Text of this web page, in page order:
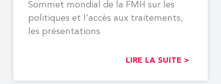
Sommet mondial de la FMH sur les
politiques et l’accès aux traitements,
les présentations
LIRE LA SUITE >